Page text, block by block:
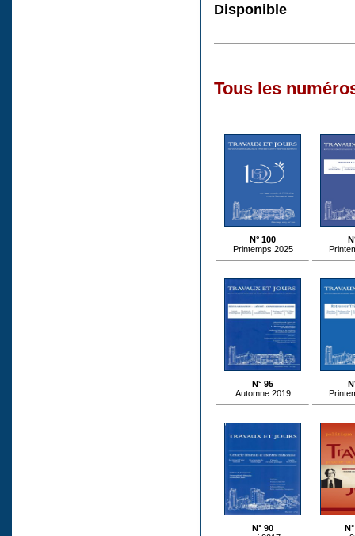
Disponible
Tous les
N° 100
Printemps 2025
N° 95
Automne 2019
N° 90